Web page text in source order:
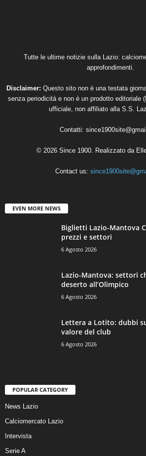
Tutte le ultime notizie sulla Lazio:
approfondimenti.
Disclaimer: Questo sito non è una testata
senza periodicità e non è un prodotto editoriale
ufficiale, non affiliato alla S.S.
Contatti:
© 2026 Since 1900. Realizzato da
Contact us:
EVEN MORE NEWS
Biglietti Lazio-Mantova
prezzi e settori
6 Agosto 2026
Lazio-Mantova: settori
deserto all’Olimpico
6 Agosto 2026
Lettera a Lotito: dubbi
valore del club
6 Agosto 2026
POPULAR CATEGORY
News Lazio
Calciomercato Lazio
Intervista
Serie A